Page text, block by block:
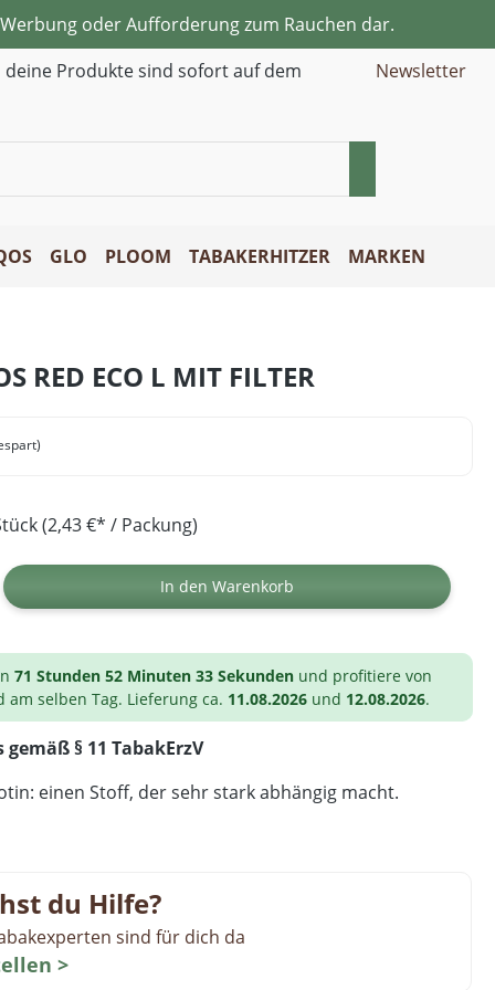
oder Aufforderung zum Rauchen dar.
deine Produkte sind sofort auf dem
Newsletter
GLO PLOOM TABAKERHITZER MARKEN
RED ECO L MIT FILTER
(2,43 €* / Packung)
den gewünschten Wert ein oder
In den Warenkorb
71 Stunden 52 Minuten 32 Sekunden und profitiere von
am selben Tag. Lieferung ca. 11.08.2026 und 12.08.2026.
§ 11 TabakErzV
einen Stoff, der sehr stark abhängig macht.
du Hilfe?
sind für dich da
>